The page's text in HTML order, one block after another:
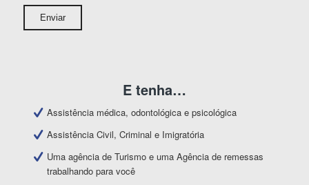
E tenha…
Assistência médica, odontológica e psicológica
Assistência Civil, Criminal e Imigratória
Uma agência de Turismo e uma Agência de remessas
trabalhando para você